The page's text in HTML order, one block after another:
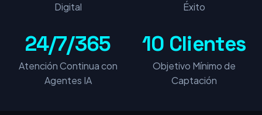
Digital
Éxito
24/7/365
Atención Continua con
Agentes IA
10 Clientes
Objetivo Mínimo de
Captación